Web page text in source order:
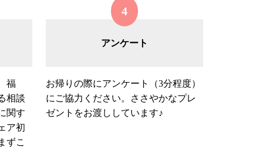
福
相談
関す
ア初
ずこ
4
アンケート
お帰りの際にアンケート（3分程度）
にご協力ください。ささやかなプレ
ゼントをお渡ししています♪